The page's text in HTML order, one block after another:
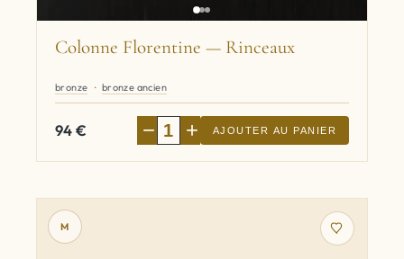
Colonne Florentine — Rinceaux
bronze bronze ancien
94€ − + AJOUTER AU PANIER
M